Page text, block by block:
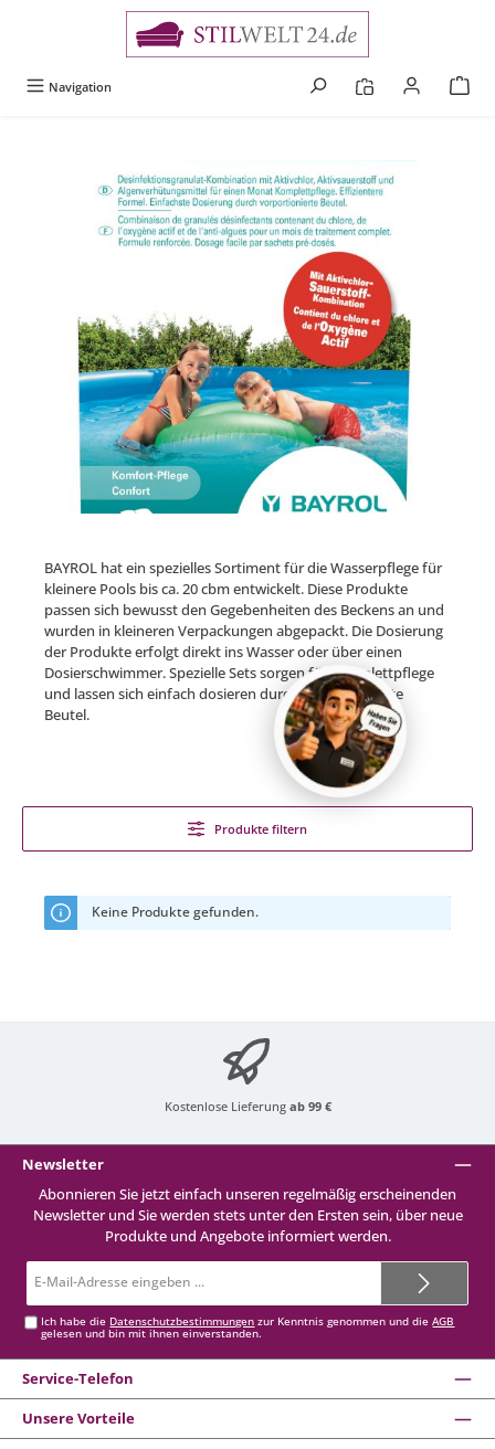
Navigation
BAYROL hat ein spezielles Sortiment für die Wasserpflege für
kleinere Pools bis ca. 20 cbm entwickelt. Diese Produkte
passen sich bewusst den Gegebenheiten des Beckens an und
wurden in kleineren Verpackungen abgepackt. Die Dosierung
der Produkte erfolgt direkt ins Wasser oder über einen
Dosierschwimmer. Spezielle Sets sorgen für Komplettpflege
und lassen sich einfach dosieren durch vorportionierte
Beutel.
Produkte filtern
Keine Produkte gefunden.
Kostenlose Lieferung ab 99 €
Newsletter
Abonnieren Sie jetzt einfach unseren regelmäßig erscheinenden
Newsletter und Sie werden stets unter den Ersten sein, über neue
Produkte und Angebote informiert werden.
Mail-
Ich habe die Datenschutzbestimmungen zur Kenntnis genommen und dieAGB
gelesen und bin mit ihnen einverstanden.
Service-Telefon
Unsere Vorteile